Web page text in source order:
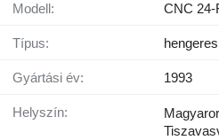
Modell: CNC 24-
Típus:
Gyártási év: 1993
Helyszín: